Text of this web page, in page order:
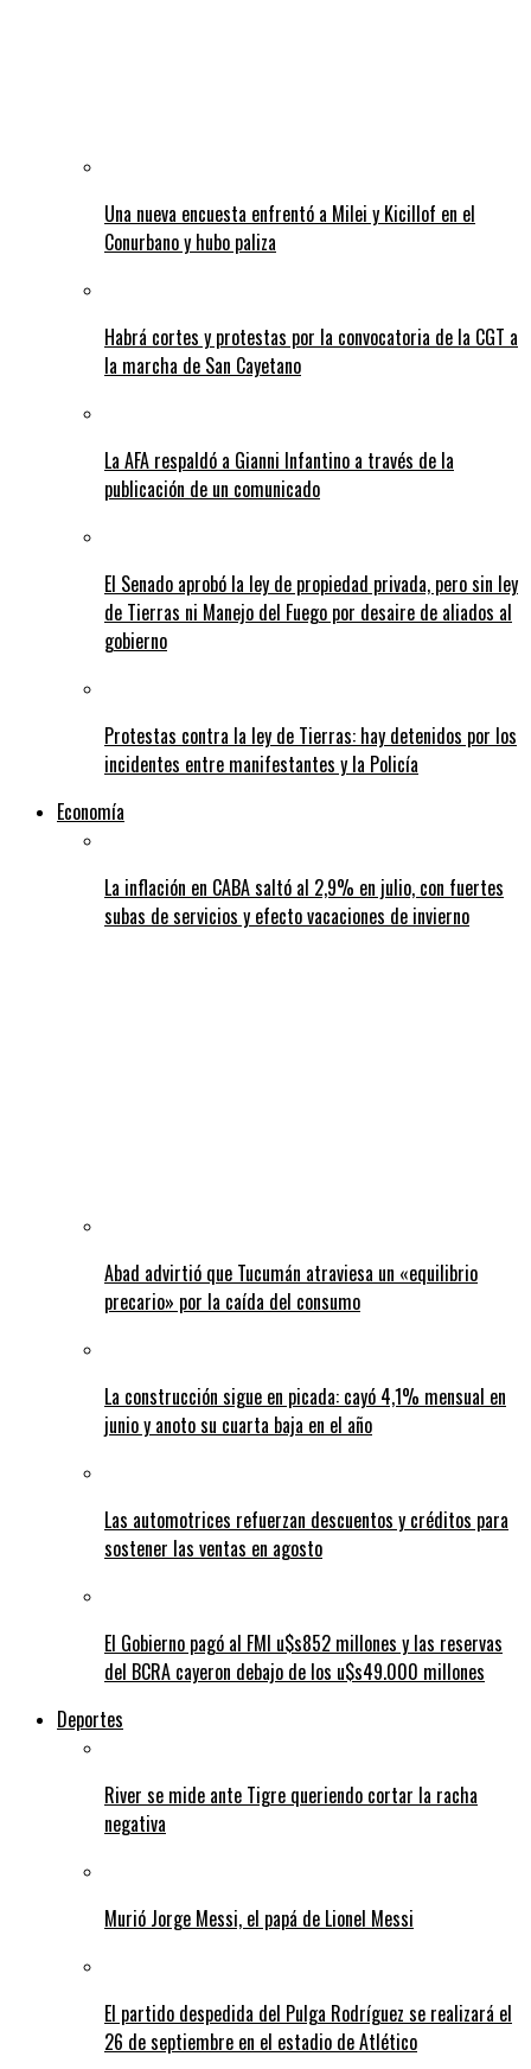
Una nueva encuesta enfrentó a Milei y Kicillof en el
Conurbano y hubo paliza
Habrá cortes y protestas por la convocatoria de la CGT a
la marcha de San Cayetano
La AFA respaldó a Gianni Infantino a través de la
publicación de un comunicado
El Senado aprobó la ley de propiedad privada, pero sin ley
de Tierras ni Manejo del Fuego por desaire de aliados al
gobierno
Protestas contra la ley de Tierras: hay detenidos por los
incidentes entre manifestantes y la Policía
Economía
La inflación en CABA saltó al 2,9% en julio, con fuertes
subas de servicios y efecto vacaciones de invierno
Abad advirtió que Tucumán atraviesa un «equilibrio
precario» por la caída del consumo
La construcción sigue en picada: cayó 4,1% mensual en
junio y anoto su cuarta baja en el año
Las automotrices refuerzan descuentos y créditos para
sostener las ventas en agosto
El Gobierno pagó al FMI u$s852 millones y las reservas
del BCRA cayeron debajo de los u$s49.000 millones
Deportes
River se mide ante Tigre queriendo cortar la racha
negativa
Murió Jorge Messi, el papá de Lionel Messi
El partido despedida del Pulga Rodríguez se realizará el
26 de septiembre en el estadio de Atlético